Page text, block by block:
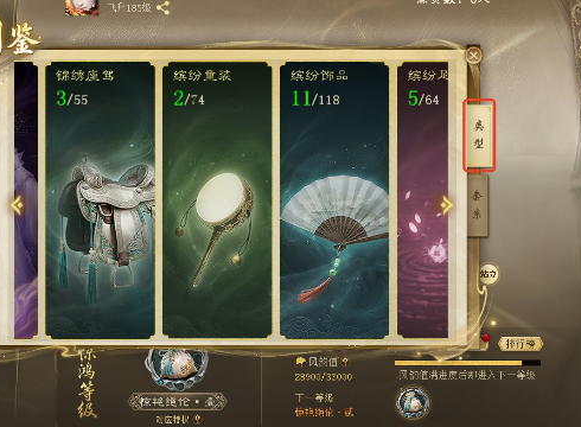
】，我们可以看到外观会根据类型被进行分类展示。《惊鸿录》将
时装、座驾、武器幻肤、缤纷特效、足迹、装饰品和童装等单品类